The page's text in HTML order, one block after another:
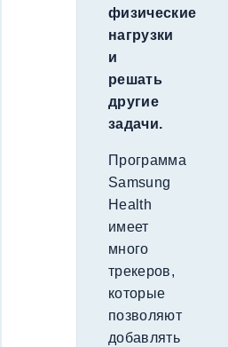
физические
нагрузки
и
решать
другие
задачи.
Программа
Samsung
Health
имеет
много
трекеров,
которые
позволяют
добавлять